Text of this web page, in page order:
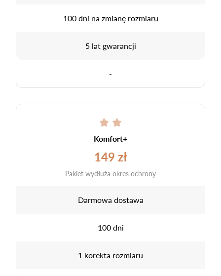
100 dni na zmianę rozmiaru
5 lat gwarancji
-
Komfort+
149 zł
Pakiet wydłuża okres ochrony
Darmowa dostawa
100 dni
1 korekta rozmiaru